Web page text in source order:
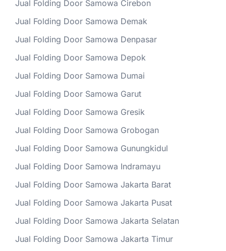
Jual Folding Door Samowa Cirebon
Jual Folding Door Samowa Demak
Jual Folding Door Samowa Denpasar
Jual Folding Door Samowa Depok
Jual Folding Door Samowa Dumai
Jual Folding Door Samowa Garut
Jual Folding Door Samowa Gresik
Jual Folding Door Samowa Grobogan
Jual Folding Door Samowa Gunungkidul
Jual Folding Door Samowa Indramayu
Jual Folding Door Samowa Jakarta Barat
Jual Folding Door Samowa Jakarta Pusat
Jual Folding Door Samowa Jakarta Selatan
Jual Folding Door Samowa Jakarta Timur